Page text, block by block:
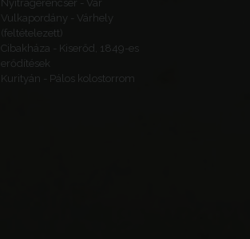
Nyitragerencsér - Vár
Vulkapordány - Várhely
(feltételezett)
Cibakháza - Kiserőd, 1849-es
erődítések
Kurityán - Pálos kolostorrom